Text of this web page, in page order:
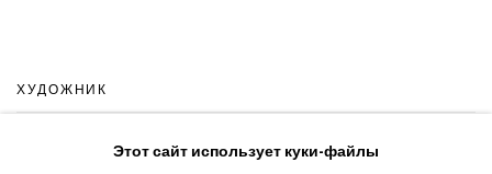
ХУДОЖНИК
АННА ТИТОВА
Этот сайт использует куки-файлы